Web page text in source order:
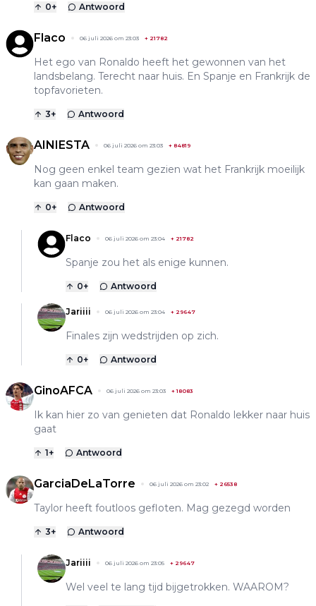
0+ Antwoord
Flaco 06 juli 2026 om 23:03 + 21782
Het ego van Ronaldo heeft het gewonnen van het
landsbelang. Terecht naar huis. En Spanje en Frankrijk de
topfavorieten.
3+ Antwoord
AINIESTA 06 juli 2026 om 23:03 + 84819
Nog geen enkel team gezien wat het Frankrijk moeilijk
kan gaan maken.
0+ Antwoord
Flaco 06 juli 2026 om 23:04 + 21782
Spanje zou het als enige kunnen.
0+ Antwoord
Jariiii 06 juli 2026 om 23:04 + 29647
Finales zijn wedstrijden op zich.
0+ Antwoord
GinoAFCA 06 juli 2026 om 23:03 +18083
Ik kan hier zo van genieten dat Ronaldo lekker naar huis
gaat
1+ Antwoord
GarciaDeLaTorre 06 juli 2026 om 23:02 + 26538
Taylor heeft foutloos gefloten. Mag gezegd worden
3+ Antwoord
Jariiii 06 juli 2026 om 23:05 + 29647
Wel veel te lang tijd bijgetrokken. WAAROM?